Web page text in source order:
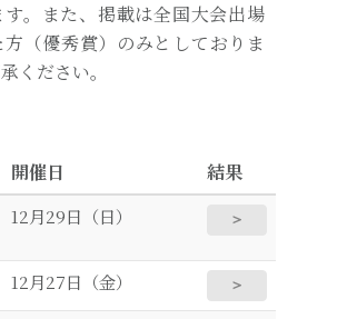
す。また、掲載は全国大会出場
（優秀賞）のみとしておりま
ください。
開催日 結果
12月29日（日） ＞
12月27日（金） ＞